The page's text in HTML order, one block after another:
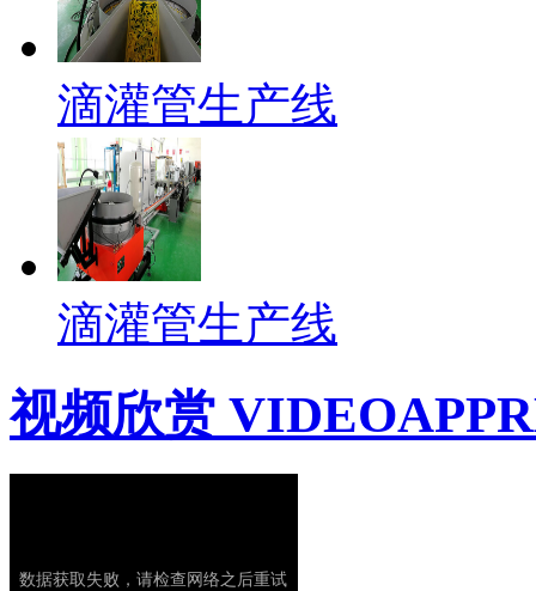
滴灌管生产线
滴灌管生产线
视频欣赏